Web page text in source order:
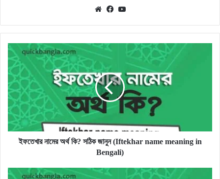
WebsiteFacebook
ইফতেখার
নামের
অর্থ
কি?
সঠিক
জানুন
(Iftekhar
name
meaning
ইফতেখার নামের অর্থ কি? সঠিক জানুন (Iftekhar name meaning in
Bengali)
ইহরাম